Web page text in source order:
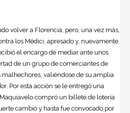
volver a Florencia, pero, una vez más,
los Médici, apresado y, nuevamente,
el encargo de mediar ante unos
de un grupo de comerciantes de
malhechores, valiéndose de su amplia
Por esta acción se le entregó una
compró un billete de lotería
cambió y hasta fue convocado por